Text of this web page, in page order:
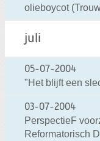
olieboycot
juli
05-07-2004
"Het blijft een
03-07-2004
PerspectieF
Reformatorisch